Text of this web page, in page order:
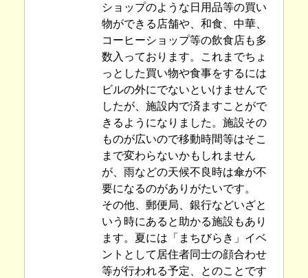
ショップのような日用品等の買い
物ができる店舗や、和食、中華、
コーヒーショップ等の飲食店も多
数入っております。これまでちょ
っとした買い物や食事をするには
ビルの外にでないといけませんで
したが、施設内で済ますことがで
きるようになりました。施設その
ものが広いので移動時間等はそこ
まで変わらないかもしれません
が、雨などの天候不良時は傘が不
要になるのがありがたいです。
その他、郵便局、銀行などいざと
いう時にあると助かる施設もあり
ます。夏には「まちびらき」イベ
ントとして居住者同士の顔合わせ
等が行われる予定、とのことです